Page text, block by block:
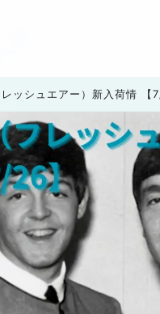
ッシュエアー）新入荷情 【